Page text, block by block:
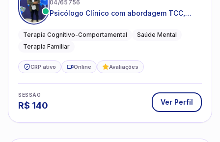
04/65756
Psicólogo Clínico com abordagem TCC,
sistêmica
Terapia Cognitivo-Comportamental
Saúde Mental
Terapia Familiar
CRP ativo Online Avaliações
SESSÃO
R$ 140 Ver Perfil